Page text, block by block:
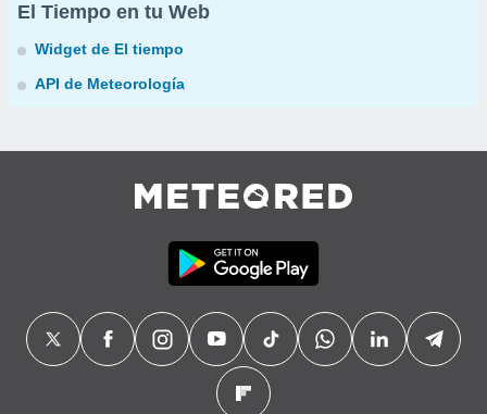
El Tiempo en tu Web
Widget de El tiempo
API de Meteorología